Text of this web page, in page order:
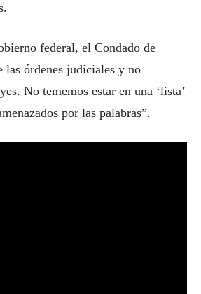
federal, el Condado de
las órdenes judiciales y no
No tememos estar en una ‘lista’
por las palabras”.